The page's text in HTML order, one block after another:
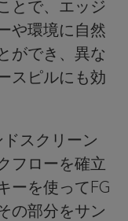
とで、エッジ
や環境に自然
ができ、異な
スピルにも効
スクリーン
フローを確立
ーを使ってFG
の部分をサン